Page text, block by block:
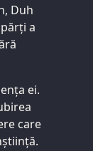
Duh
a
ei.
care